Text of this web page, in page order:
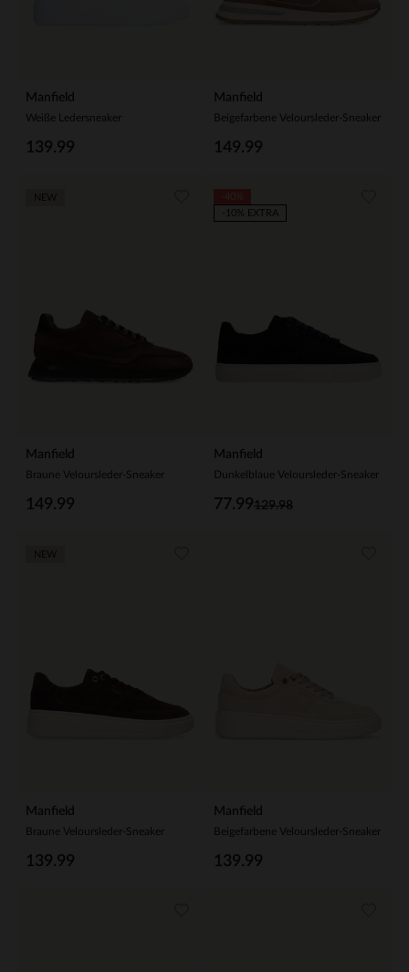
Manfield
Weiße Ledersneaker
139.99
Manfield
Beigefarbene Veloursleder-Sneaker
149.99
Manfield
Braune Veloursleder-Sneaker
149.99
Manfield
Dunkelblaue Veloursleder-Sneaker
129.98
77.99
-10% EXTRA
Manfield
Braune Veloursleder-Sneaker
139.99
Manfield
Beigefarbene Veloursleder-Sneaker
139.99